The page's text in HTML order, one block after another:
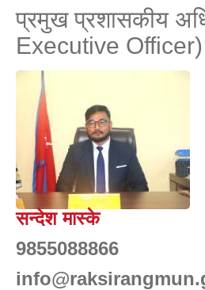
प्रमुख प्रशासकीय
Executive Officer)
सन्देश मास्के
9855088866